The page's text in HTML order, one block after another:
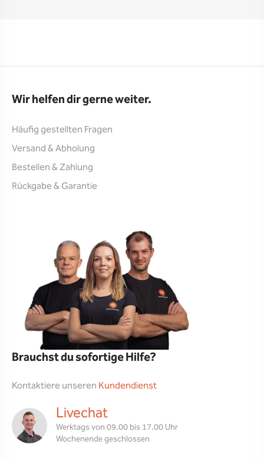
Wir helfen dir gerne weiter.
Häufig gestellten Fragen
Versand & Abholung
Bestellen & Zahlung
Rückgabe & Garantie
Brauchst du sofortige Hilfe?
Kontaktiere unseren Kundendienst
Livechat
Werktags von 09.00 bis 17.00 Uhr
Wochenende geschlossen